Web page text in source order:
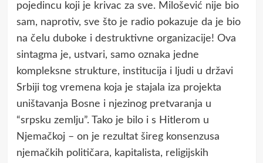
pojedincu koji je krivac za sve. Milošević nije bio
sam, naprotiv, sve što je radio pokazuje da je bio
na čelu duboke i destruktivne organizacije! Ova
sintagma je, ustvari, samo oznaka jedne
kompleksne strukture, institucija i ljudi u državi
Srbiji tog vremena koja je stajala iza projekta
uništavanja Bosne i njezinog pretvaranja u
“srpsku zemlju”. Tako je bilo i s Hitlerom u
Njemačkoj – on je rezultat šireg konsenzusa
njemačkih političara, kapitalista, religijskih